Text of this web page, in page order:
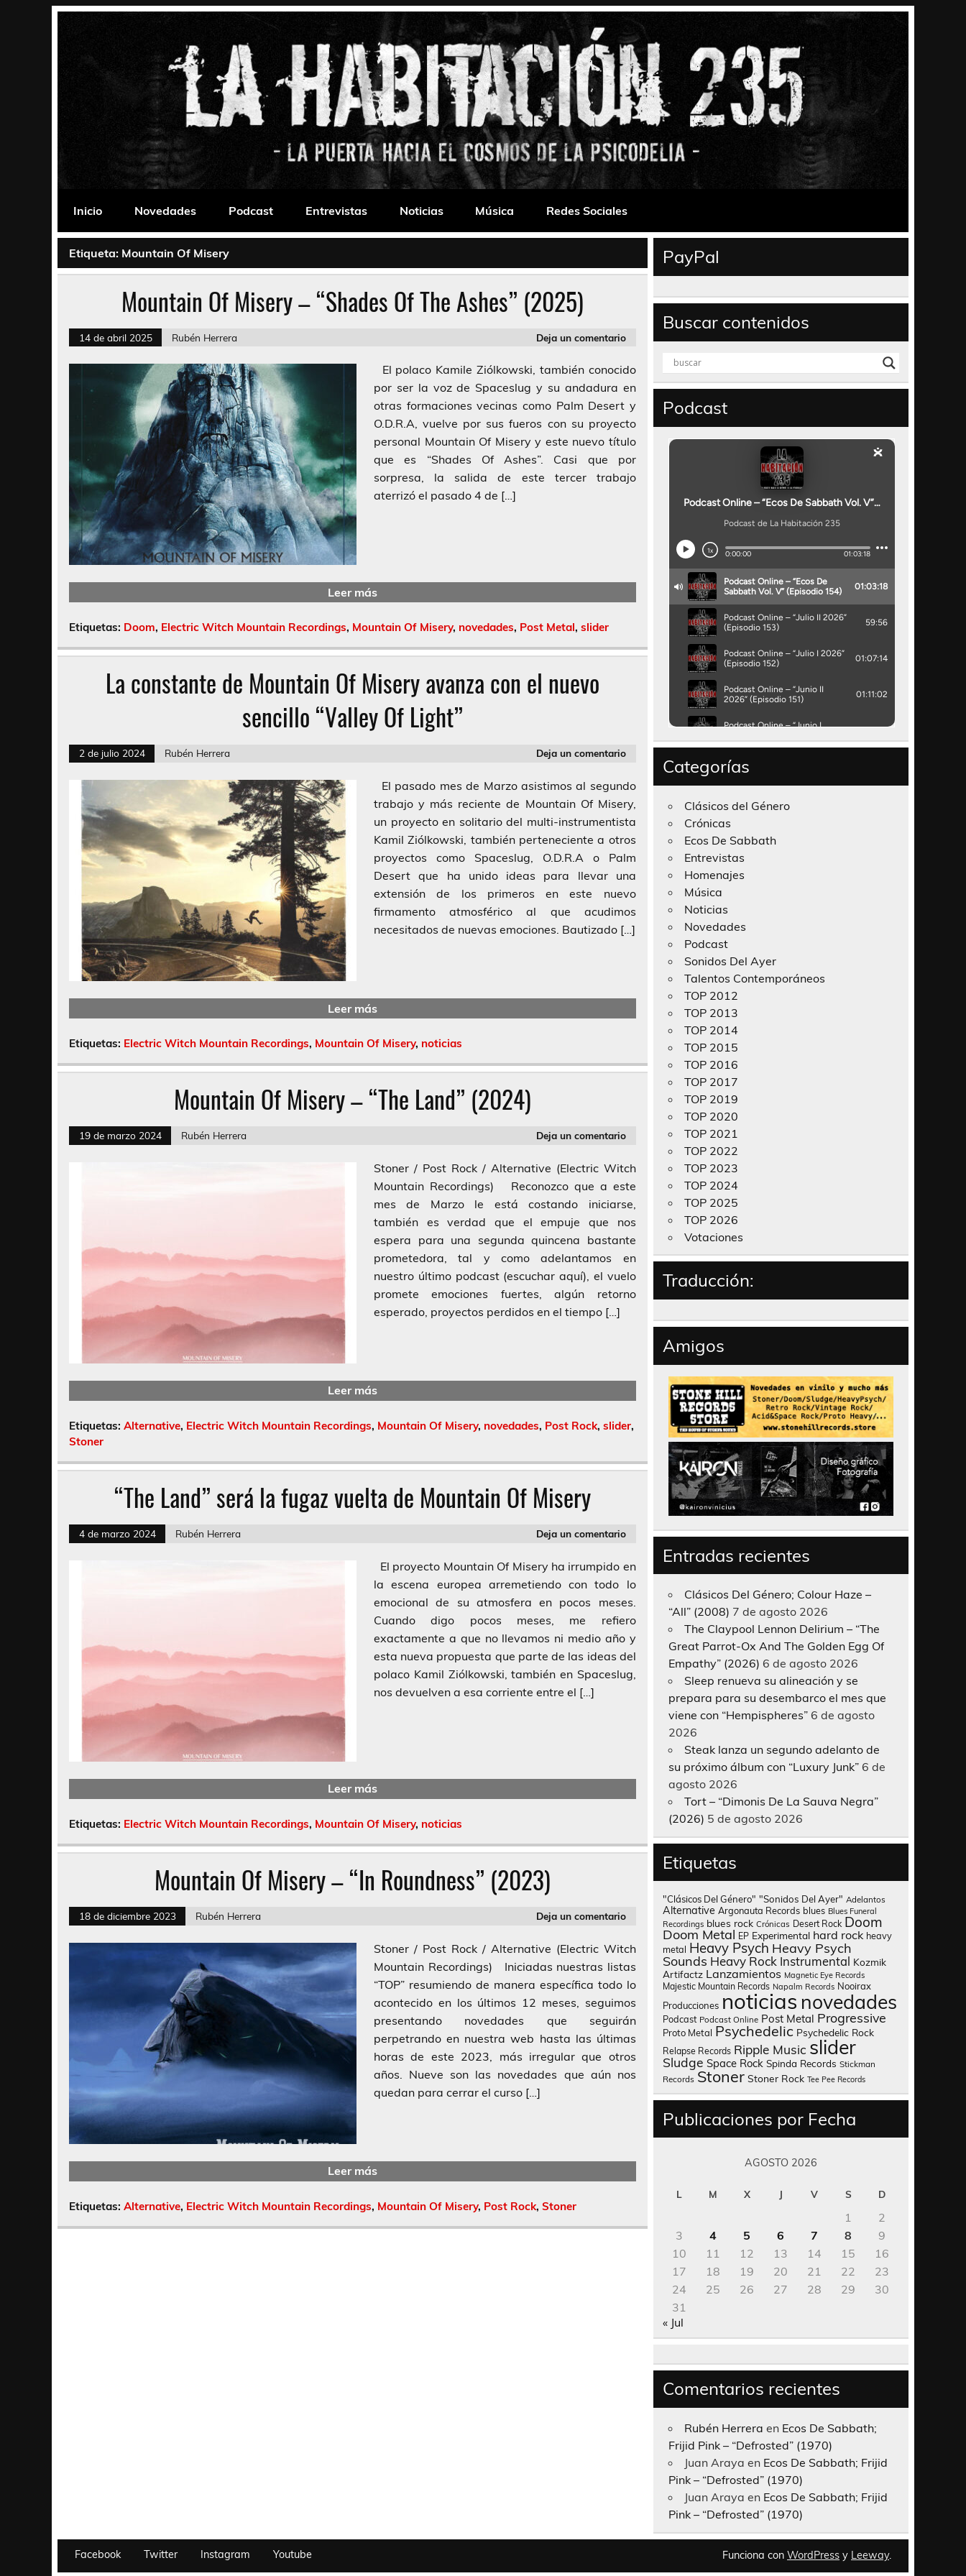
La Habitación 235
Inicio
Novedades Podcast Entrevistas Noticias Música Redes Sociales
Etiqueta: Mountain Of Misery
Mountain Of Misery – “Shades Of The Ashes” (2025)
14 de abril 2025 Rubén Herrera Deja un comentario
El polaco Kamile Ziólkowski, también conocido
por ser la voz de Spaceslug y su andadura en
otras formaciones vecinas como Palm Desert y
O.D.R.A, vuelve por sus fueros con su proyecto
personal Mountain Of Misery y este nuevo título
que es “Shades Of Ashes”. Casi que por
sorpresa, la salida de este tercer trabajo
aterrizó el pasado 4 de […]
Leer más
Etiquetas: Doom, Electric Witch Mountain Recordings, Mountain Of Misery, novedades, Post Metal, slider
La constante de Mountain Of Misery avanza con el nuevo
sencillo “Valley Of Light”
2 de julio 2024 Rubén Herrera Deja un comentario
El pasado mes de Marzo asistimos al segundo
trabajo y más reciente de Mountain Of Misery,
un proyecto en solitario del multi-instrumentista
Kamil Ziólkowski, también perteneciente a otros
proyectos como Spaceslug, O.D.R.A o Palm
Desert que ha unido ideas para llevar una
extensión de los primeros en este nuevo
firmamento atmosférico al que acudimos
necesitados de nuevas emociones. Bautizado […]
Leer más
Etiquetas: Electric Witch Mountain Recordings, Mountain Of Misery, noticias
Mountain Of Misery – “The Land” (2024)
19 de marzo 2024 Rubén Herrera Deja un comentario
Stoner / Post Rock / Alternative (Electric Witch
Mountain Recordings) Reconozco que a este
mes de Marzo le está costando iniciarse,
también es verdad que el empuje que nos
espera para una segunda quincena bastante
prometedora, tal y como adelantamos en
nuestro último podcast (escuchar aquí), el vuelo
promete emociones fuertes, algún retorno
esperado, proyectos perdidos en el tiempo […]
Leer más
Etiquetas: Alternative, Electric Witch Mountain Recordings, Mountain Of Misery, novedades, Post Rock, slider,
Stoner
“The Land” será la fugaz vuelta de Mountain Of Misery
4 de marzo 2024 Rubén Herrera Deja un comentario
El proyecto Mountain Of Misery ha irrumpido en
la escena europea arremetiendo con todo lo
emocional de su atmosfera en pocos meses.
Cuando digo pocos meses, me refiero
exactamente a que no llevamos ni medio año y
esta nueva propuesta que parte de las ideas del
polaco Kamil Ziólkowski, también en Spaceslug,
nos devuelven a esa corriente entre el […]
Leer más
Etiquetas: Electric Witch Mountain Recordings, Mountain Of Misery, noticias
Mountain Of Misery – “In Roundness” (2023)
18 de diciembre 2023 Rubén Herrera Deja un comentario
Stoner / Post Rock / Alternative (Electric Witch
Mountain Recordings) Iniciadas nuestras listas
“TOP” resumiendo de manera específica todo lo
acontecido en los últimos 12 meses, seguimos
presentando novedades que seguirán
perpetrando en nuestra web hasta las últimas
horas de este 2023, más irregular que otros
años. Nueve son las novedades que aún nos
quedan para cerrar el curso […]
Leer más
Etiquetas: Alternative, Electric Witch Mountain Recordings, Mountain Of Misery, Post Rock, Stoner
PayPal
Buscar contenidos
Podcast
Categorías
Clásicos del Género
Crónicas
Ecos De Sabbath
Entrevistas
Homenajes
Música
Noticias
Novedades
Podcast
Sonidos Del Ayer
Talentos Contemporáneos
TOP 2012
TOP 2013
TOP 2014
TOP 2015
TOP 2016
TOP 2017
TOP 2019
TOP 2020
TOP 2021
TOP 2022
TOP 2023
TOP 2024
TOP 2025
TOP 2026
Votaciones
Traducción:
Amigos
Entradas recientes
Clásicos Del Género; Colour Haze –
“All” (2008) 7 de agosto 2026
The Claypool Lennon Delirium – “The
Great Parrot-Ox And The Golden Egg Of
Empathy” (2026) 6 de agosto 2026
Sleep renueva su alineación y se
prepara para su desembarco el mes que
viene con “Hempispheres” 6 de agosto
2026
Steak lanza un segundo adelanto de
su próximo álbum con “Luxury Junk” 6 de
agosto 2026
Tort – “Dimonis De La Sauva Negra”
(2026) 5 de agosto 2026
Etiquetas
"Clásicos Del Género" "Sonidos Del Ayer" Adelantos
Alternative Argonauta Records blues Blues Funeral
Recordings blues rock Crónicas Desert Rock Doom
Doom Metal EP Experimental hard rock heavy
metal Heavy Psych Heavy Psych
Sounds Heavy Rock Instrumental Kozmik
Artifactz Lanzamientos Magnetic Eye Records
Majestic Mountain Records Napalm Records Nooirax
Producciones noticias novedades
Podcast Podcast Online Post Metal Progressive
Proto Metal Psychedelic Psychedelic Rock
Relapse Records Ripple Music slider
Sludge Space Rock Spinda Records Stickman
Records Stoner Stoner Rock Tee Pee Records
Publicaciones por Fecha
AGOSTO 2026
L M X J V S D
1
2
3
4 5 6 7 8
9
10
11 12 13 14 15
16
17
18 19 20 21 22
23
24
25 26 27 28 29
30
31
« Jul
Comentarios recientes
Rubén Herrera en Ecos De Sabbath;
Frijid Pink – “Defrosted” (1970)
Juan Araya en Ecos De Sabbath; Frijid
Pink – “Defrosted” (1970)
Juan Araya en Ecos De Sabbath; Frijid
Pink – “Defrosted” (1970)
Facebook Twitter Instagram Youtube Funciona con WordPress y Leeway.